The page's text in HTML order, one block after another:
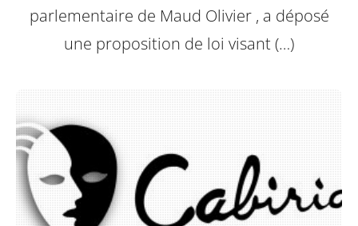
parlementaire de Maud Olivier , a déposé
une proposition de loi visant (…)